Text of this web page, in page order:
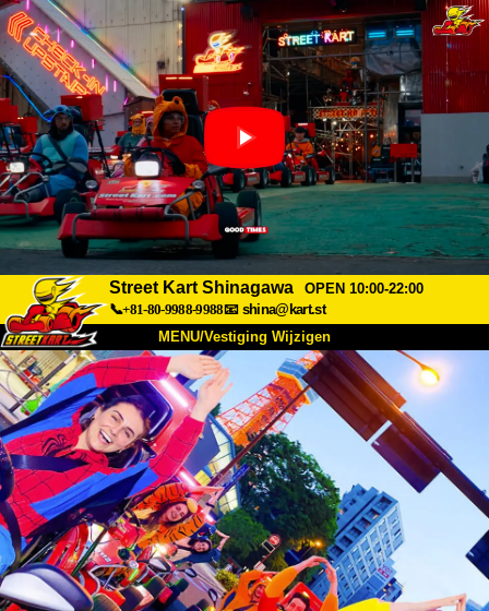
Street Kart Shinagawa
OPEN 10:00-22:00
📞+81-80-9988-9988📧 shina@kart.st
MENU/Vestiging Wijzigen
Over Ons Specificaties Prijs
Bereikbaarheid Reviews Veelgestelde Vragen
Bedrijf Reserveren
Vestiging Wijzigen
Tokio Shinagawa Tokio Akihabara#1
Tokio Akihabara#2 Tokio Shibuya